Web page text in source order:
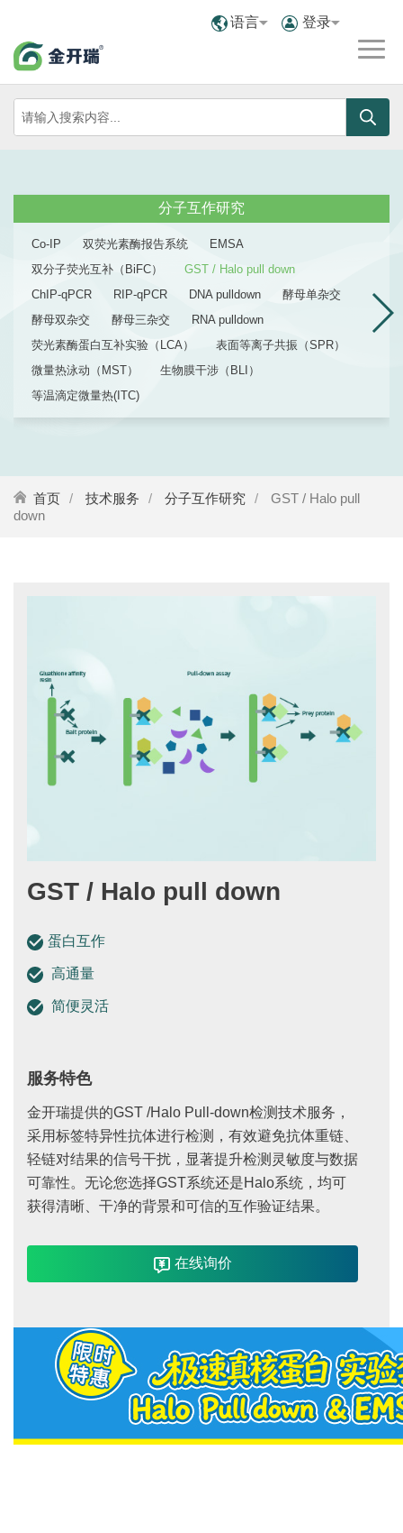
语言 登录
分子互作研究
Co-IP 双荧光素酶报告系统
EMSA
双分子荧光互补（BiFC）
GST / Halo pull down
ChIP-qPCR
RIP-qPCR DNA pulldown
酵母单杂交
酵母双杂交
酵母三杂交
RNA pulldown
荧光素酶蛋白互补实验（LCA）
表面等离子共振（SPR）
微量热泳动（MST）
生物膜干涉（BLI）
等温滴定微量热(ITC)
首页 技术服务 分子互作研究
GST / Halo pull
down
GST / Halo pull down
蛋白互作
高通量
简便灵活
服务特色
金开瑞提供的GST /Halo Pull-down检测技术服务，
采用标签特异性抗体进行检测，有效避免抗体重链、
轻链对结果的信号干扰，显著提升检测灵敏度与数据
可靠性。无论您选择GST系统还是Halo系统，均可
获得清晰、干净的背景和可信的互作验证结果。
在线询价